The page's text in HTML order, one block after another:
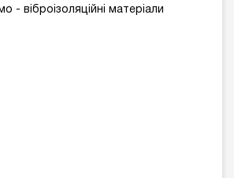
матеріали